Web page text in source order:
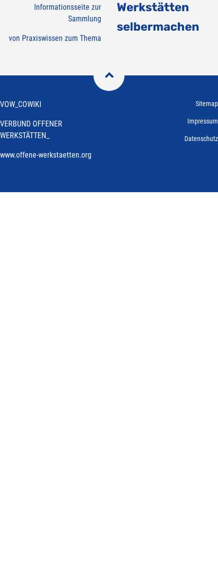
Informationsseite zur
Sammlung
von Praxiswissen zum Thema
Werkstätten
selbermachen

VOW_COWIKI
VERBUND OFFENER
WERKSTÄTTEN_
www.offene-werkstaetten.org
Sitemap
Impressum
Datenschutz